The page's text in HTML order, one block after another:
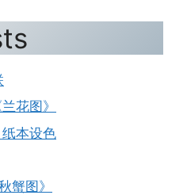
花图》
纸本设色
蟹图》